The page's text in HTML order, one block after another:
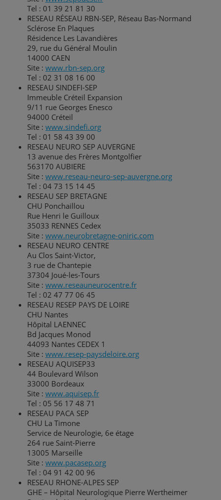
Tel : 01 39 21 81 30
RESEAU RÉSEAU RBN-SEP, Réseau Bas-Normand
Sclérose En Plaques
Résidence Les Lavandières
29, rue du Général Moulin
14000 CAEN
Site : www.rbn-sep.org
Tel : 02 31 08 16 00
RESEAU SINDEFI-SEP
Immeuble Créteil Expansion
9/11 rue Georges Enesco
94000 Créteil
Site : www.sindefi.org
Tel : 01 58 43 39 00
RESEAU NEURO SEP AUVERGNE
13 avenue des Frères Montgolfier
563170 AUBIERE
Site : www.reseau-neuro-sep-auvergne.org
Tel : 04 73 15 14 45
RESEAU SEP BRETAGNE
CHU Ponchaillou
Rue Henri le Guilloux
35033 RENNES Cedex
Site : www.neurobretagne-oniric.com
RESEAU NEURO CENTRE
Au Clos Saint-Victor,
3 rue de Chantepie
37304 Joué-les-Tours
Site : www.reseauneurocentre.fr
Tel : 02 47 77 06 45
RESEAU RESEP PAYS DE LOIRE
CHU Nantes
Hôpital LAENNEC
Bd Jacques Monod
44093 Nantes CEDEX 1
Site : www.resep-paysdeloire.org
RESEAU AQUISEP33
44 Boulevard Wilson
33000 Bordeaux
Site : www.aquisep.fr
Tel : 05 56 17 48 71
RESEAU PACA SEP
CHU La Timone
Service de Neurologie, 6e étage
264 rue Saint-Pierre
13005 Marseille
Site : www.pacasep.org
Tel : 04 91 42 00 96
RESEAU RHONE-ALPES SEP
GHE – Hôpital Neurologique Pierre Wertheimer